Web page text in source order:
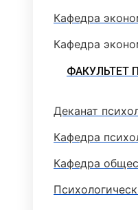
Кафедра
Кафедра
ФАКУЛЬТЕТ
Деканат
Кафедра
Кафедра